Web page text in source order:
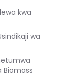
kwa
wa
Biomass